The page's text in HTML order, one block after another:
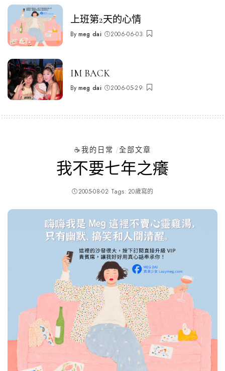
上班第2天的心情
Posted
By meg dai 2006-06-03
IM BACK
Posted
By meg dai 2006-05-29
☕️我的日常 全部文章
我不要七年之癢
2005-08-02 Tags: 20歲寫的